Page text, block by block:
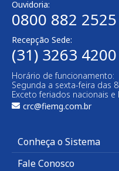
Ouvidoria:
0800 882 2525​
Recepção Sede:
(31) 3263 4200
Horário de funcionamento:
Segunda a sexta-feira das
Exceto feriados nacionais e
crc@fiemg.com.br
Conheça o Sistema
Fale Conosco